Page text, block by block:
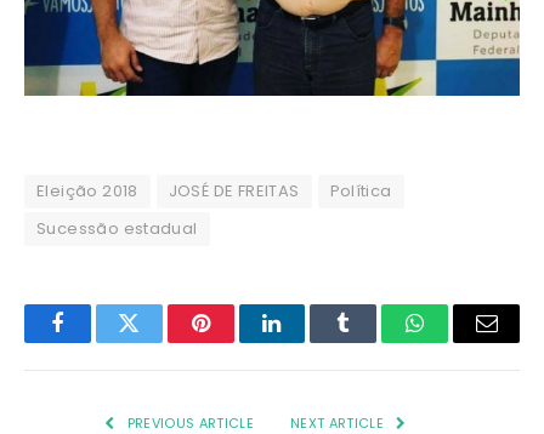
Eleição 2018 JOSÉ DE FREITAS
Política
Sucessão estadual
FacebookTwitter PinterestLinkedInTumblr WhatsAppEmail
PREVIOUS ARTICLE NEXT ARTICLE